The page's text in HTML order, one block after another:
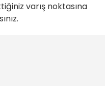
varış noktasına